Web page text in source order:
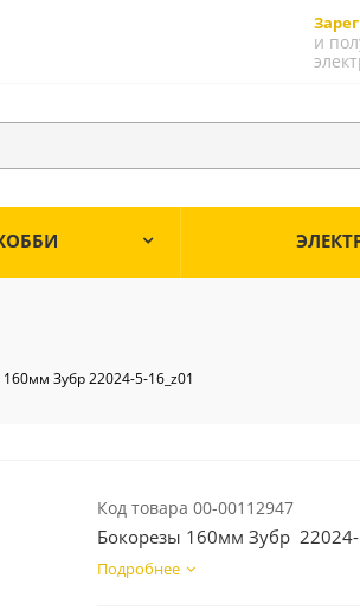
и
Зубр 22024-5-16_z01
Код товара 00-00112947
Бокорезы 160мм Зубр 22024-
Подробнее